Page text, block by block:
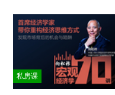
私房课